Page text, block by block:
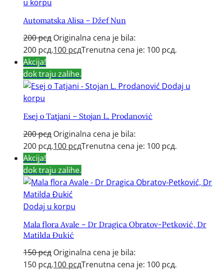
u korpu
Automatska Alisa – Džef Nun
200рсд Originalna cena je bila:
200 рсд.100 рсдTrenutna cena je: 100 рсд.
Akcija!
dok traju zalihe.
Dodaj u
korpu
Esej o Tatjani – Stojan L. Prodanović
200рсд Originalna cena je bila:
200 рсд.100 рсдTrenutna cena je: 100 рсд.
Akcija!
dok traju zalihe.
Dodaj u korpu
Mala flora Avale – Dr Dragica Obratov-Petković, Dr
Matilda Đukić
150рсд Originalna cena je bila:
150 рсд.100 рсдTrenutna cena je: 100 рсд.